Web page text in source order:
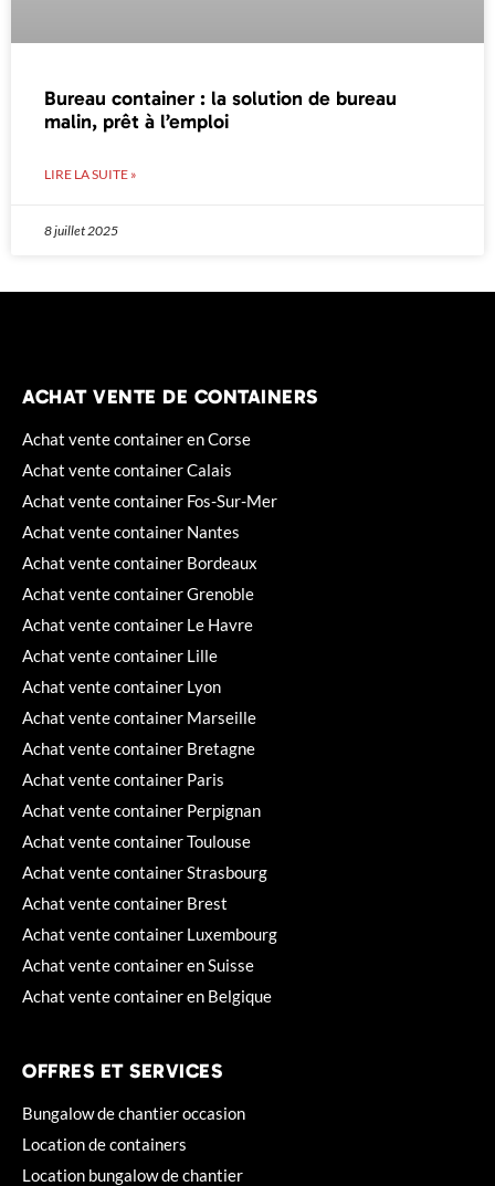
Bureau container : la solution de bureau
malin, prêt à l’emploi
LIRE LA SUITE »
8 juillet 2025
ACHAT VENTE DE CONTAINERS
Achat vente container en Corse
Achat vente container Calais
Achat vente container Fos-Sur-Mer
Achat vente container Nantes
Achat vente container Bordeaux
Achat vente container Grenoble
Achat vente container Le Havre
Achat vente container Lille
Achat vente container Lyon
Achat vente container Marseille
Achat vente container Bretagne
Achat vente container Paris
Achat vente container Perpignan
Achat vente container Toulouse
Achat vente container Strasbourg
Achat vente container Brest
Achat vente container Luxembourg
Achat vente container en Suisse
Achat vente container en Belgique
OFFRES ET SERVICES
Bungalow de chantier occasion
Location de containers
Location bungalow de chantier